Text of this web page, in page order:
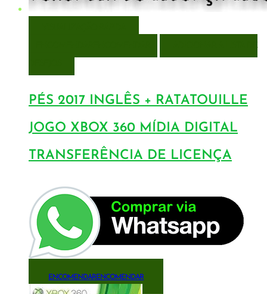
PÉS 2017 INGLÊS + RATATOUILLE
JOGO XBOX 360 MÍDIA DIGITAL
TRANSFERÊNCIA DE LICENÇA
ENCOMENDARENCOMENDAR